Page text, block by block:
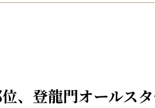
、登龍門オールス